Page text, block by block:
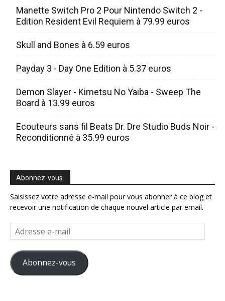
Manette Switch Pro 2 Pour Nintendo Switch 2 -
Edition Resident Evil Requiem à 79.99 euros
Skull and Bones à 6.59 euros
Payday 3 - Day One Edition à 5.37 euros
Demon Slayer - Kimetsu No Yaiba - Sweep The
Board à 13.99 euros
Ecouteurs sans fil Beats Dr. Dre Studio Buds Noir -
Reconditionné à 35.99 euros
Abonnez-vous.
Saisissez votre adresse e-mail pour vous abonner à ce blog et
recevoir une notification de chaque nouvel article par email.
Adresse
e-
mail
Abonnez-vous